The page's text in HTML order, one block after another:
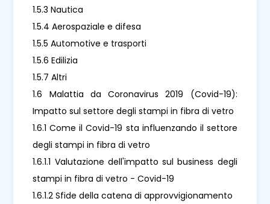
1.5.3 Nautica
1.5.4 Aerospaziale e difesa
1.5.5 Automotive e trasporti
1.5.6 Edilizia
1.5.7 Altri
1.6 Malattia da Coronavirus 2019 (Covid-19):
Impatto sul settore degli stampi in fibra di vetro
1.6.1 Come il Covid-19 sta influenzando il settore
degli stampi in fibra di vetro
1.6.1.1 Valutazione dell'impatto sul business degli
stampi in fibra di vetro - Covid-19
1.6.1.2 Sfide della catena di approvvigionamento